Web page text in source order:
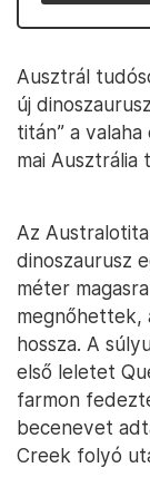
Ausztrál
új
titán” a
mai Ausztrália
Az
dinoszaurusz
méter
megnőhettek,
hossza. A
első leletet
farmon
becenevet
Creek folyó